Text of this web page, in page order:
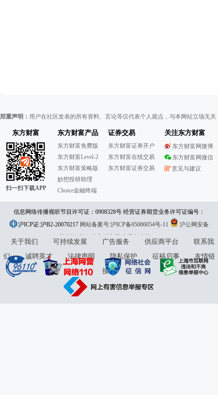
郑重声明： 用户在社区发表的所有资料、言论等仅代表个人观点，与本网站立场无
东方财富
扫一扫下载APP
东方财富产品
东方财富免费版
东方财富Level-2
东方财富策略版
妙想投研助理
Choice金融终端
证券交易
东方财富证券开户
东方财富在线交易
东方财富证券交易
关注东方财富
东方财富网微博
东方财富网微信
意见与建议
信息网络传播视听节目许可证：0908328号 经营证券期货业务许可证编号：
913101046312860336 违法和不良信息举报:021-61278686 举报邮箱：
jubao@eastmoney.com
沪ICP证:沪B2-20070217 网站备案号:沪ICP备05006054号-11
沪公网安备
31010402000120号版权所有:东方财富网意见与建议:4000300059/952500
关于我们 可持续发展 广告服务 供应商平台
联系我
们
诚聘英才 法律声明 隐私保护 征稿启事
友情链
接